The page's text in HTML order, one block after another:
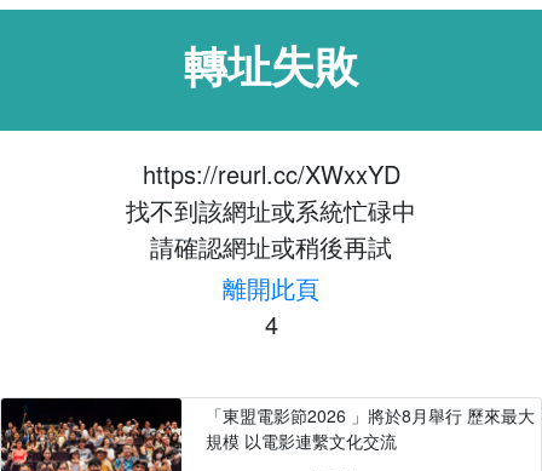
轉址失敗
https://reurl.cc/XWxxYD
找不到該網址或系統忙碌中
請確認網址或稍後再試
離開此頁
3
「東盟電影節2026 」將於8月舉行 歷來最大
規模 以電影連繫文化交流